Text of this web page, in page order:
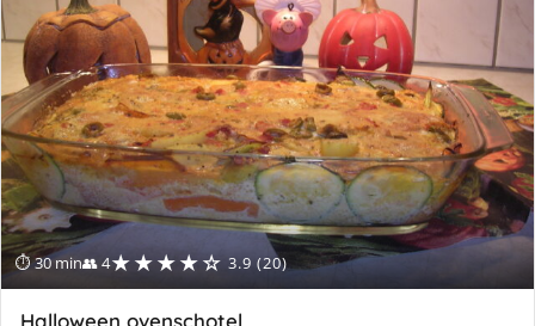
⏱ 30 min👥 4★★★★☆ 3.9 (20)